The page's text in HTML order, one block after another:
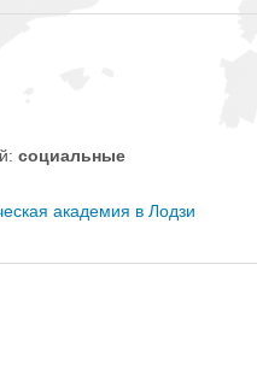
социальные
академия в Лодзи